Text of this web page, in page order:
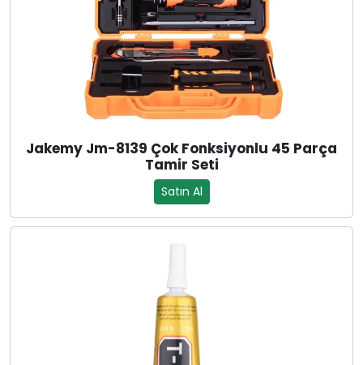
Jakemy Jm-8139 Çok Fonksiyonlu 45 Parça
Tamir Seti
Satın Al